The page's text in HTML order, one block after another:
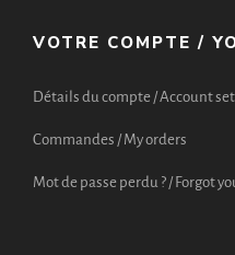
VOTRE COMPTE /
Détails du compte / Account
Commandes / My orders
Mot de passe perdu ? / Forgot